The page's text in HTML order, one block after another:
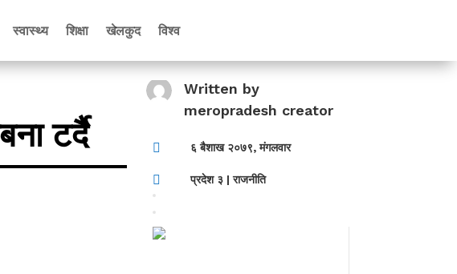
स्वास्थ्य शिक्षा खेलकुद विश्व
टर्दैै
Written by
meropradesh creator
 ६ बैशाख २०७९, मंगलवार
 प्रदेश ३ |राजनीति